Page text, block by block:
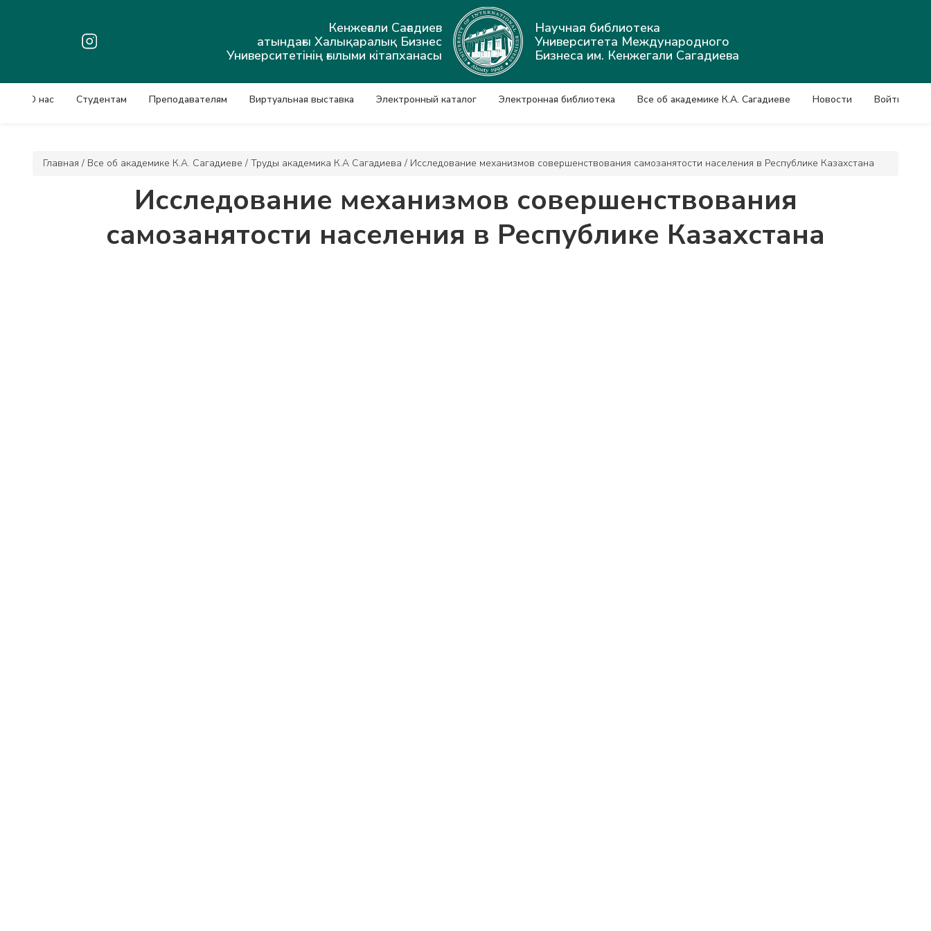
Кенжеғали Сағадиев
атындағы Халықаралық Бизнес
Университетінің ғылыми кітапханасы
Научная библиотека
Университета Международного
Бизнеса им. Кенжегали Сагадиева
О нас Студентам Преподавателям Виртуальная выставка Электронный каталог Электронная библиотека Все об академике К.А. Сагадиеве Новости Войти
Главная / Все об академике К.А. Сагадиеве / Труды академика К.А Сагадиева / Исследование механизмов совершенствования самозанятости населения в Республике Казахстана
Исследование механизмов совершенствования
самозанятости населения в Республике Казахстана